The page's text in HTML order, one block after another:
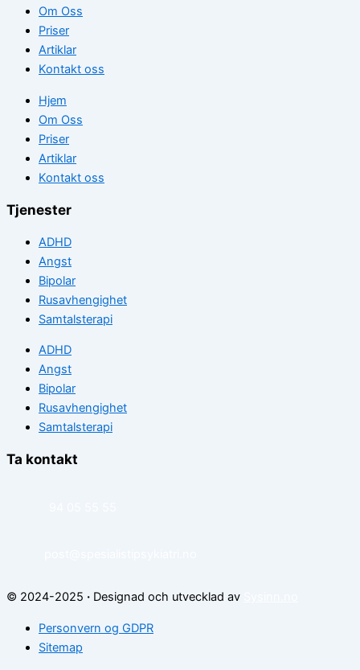
Om Oss
Priser
Artiklar
Kontakt oss
Hjem
Om Oss
Priser
Artiklar
Kontakt oss
Tjenester
ADHD
Angst
Bipolar
Rusavhengighet
Samtalsterapi
ADHD
Angst
Bipolar
Rusavhengighet
Samtalsterapi
Ta kontakt
© 2024-2025 · Designad och utvecklad av
Personvern og GDPR
Sitemap